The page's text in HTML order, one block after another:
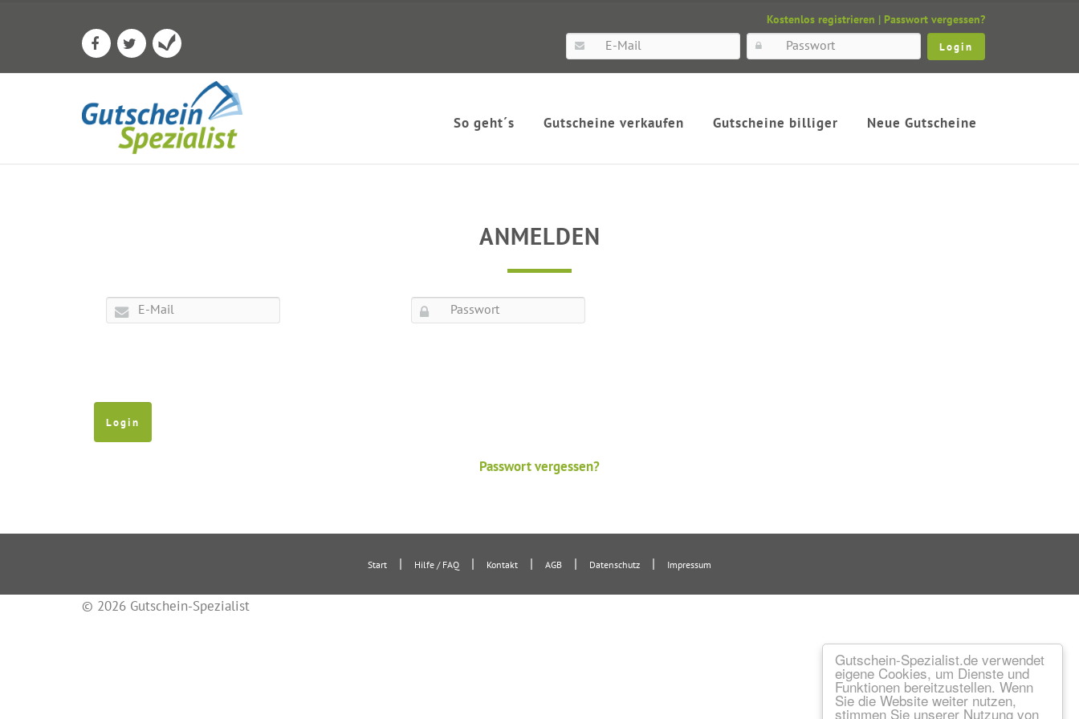
Gutschein-Spezialist.de verwendet
eigene Cookies, um Dienste und
Funktionen bereitzustellen. Wenn
Sie die Website weiter nutzen,
stimmen Sie unserer Nutzung von
Kostenlos registrieren | Passwort vergessen?
So geht´s Gutscheine verkaufen Gutscheine billiger Neue Gutscheine
ANMELDEN
Passwort vergessen?
Start | Hilfe / FAQ | Kontakt | AGB | Datenschutz | Impressum
© 2026 Gutschein-Spezialist